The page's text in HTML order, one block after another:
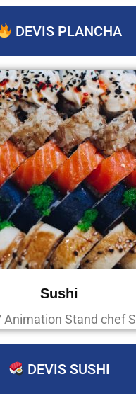
DEVIS PLANCHA
Sushi
Animation Stand chef
DEVIS SUSHI